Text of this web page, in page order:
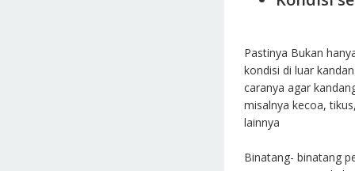
Pastinya Bukan
kondisi di luar
caranya agar
misalnya kecoa,
lainnya
Binatang- binatang